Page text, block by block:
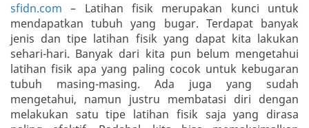
sfidn.com – Latihan fisik merupakan kunci untuk
mendapatkan tubuh yang bugar. Terdapat banyak
jenis dan tipe latihan fisik yang dapat kita lakukan
sehari-hari. Banyak dari kita pun belum mengetahui
latihan fisik apa yang paling cocok untuk kebugaran
tubuh masing-masing. Ada juga yang sudah
mengetahui, namun justru membatasi diri dengan
melakukan satu tipe latihan fisik saja yang dirasa